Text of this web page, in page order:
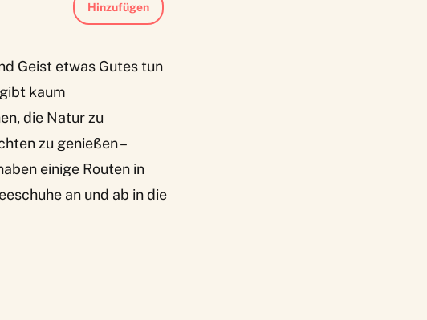
Hinzufügen
Geist etwas Gutes tun
kaum
die Natur zu
zu genießen –
einige Routen in
an und ab in die